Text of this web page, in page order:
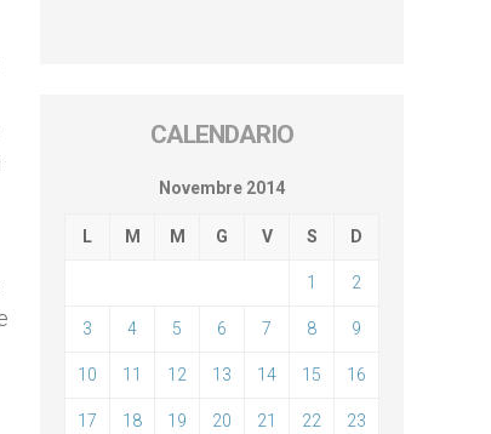
CALENDARIO
Novembre 2014
L M M G V S D
1 2
3 4 5 6 7 8 9
10 11 12 13 14 15 16
17 18 19 20 21 22 23